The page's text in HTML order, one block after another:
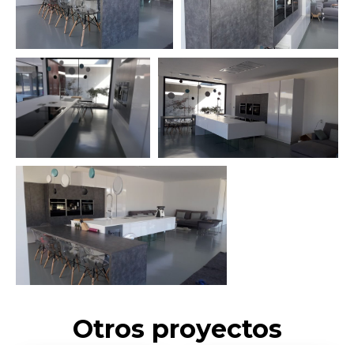
Otros proyectos